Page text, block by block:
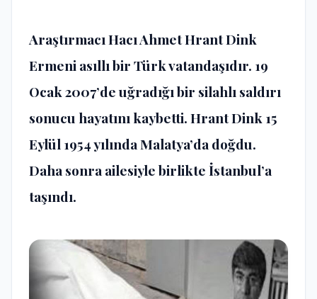
Araştırmacı Hacı Ahmet Hrant Dink
Ermeni asıllı bir Türk vatandaşıdır. 19
Ocak 2007’de uğradığı bir silahlı saldırı
sonucu hayatını kaybetti. Hrant Dink 15
Eylül 1954 yılında Malatya’da doğdu.
Daha sonra ailesiyle birlikte İstanbul’a
taşındı.